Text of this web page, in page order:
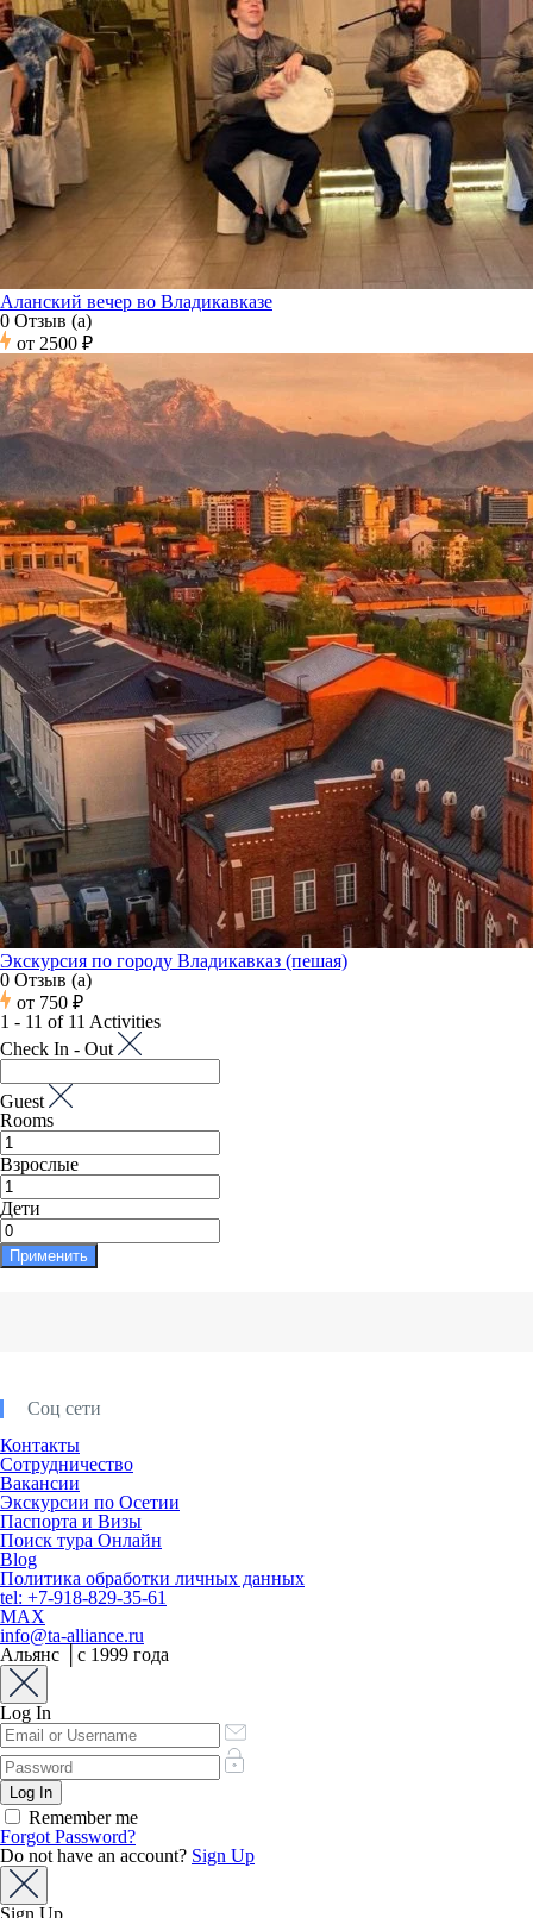
Аланский вечер во Владикавказе
0 Отзыв (а)
от 2500 ₽
Экскурсия по городу Владикавказ (пешая)
0 Отзыв (а)
от 750 ₽
1 - 11 of 11 Activities
Check In - Out
Guest
Rooms
Взрослые
Дети
Применить
Соц сети
Контакты
Сотрудничество
Вакансии
Экскурсии по Осетии
Паспорта и Визы
Поиск тура Онлайн
Blog
Политика обработки личных данных
tel: +7-918-829-35-61
MAX
info@ta-alliance.ru
Альянс │с 1999 года
Log In
Remember me
Forgot Password?
Do not have an account? Sign Up